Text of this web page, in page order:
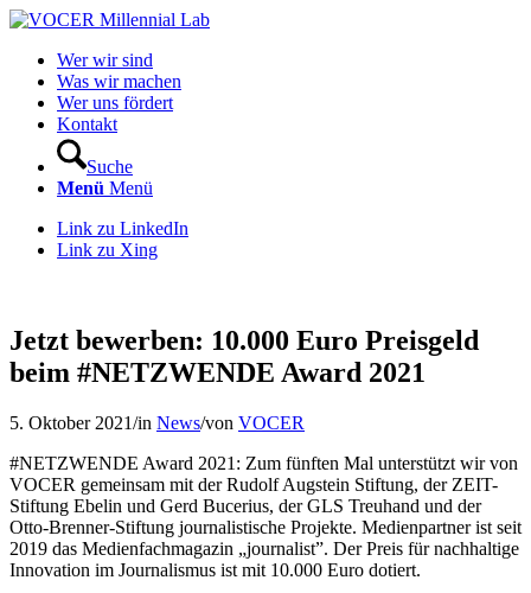
Wer wir sind
Was wir machen
Wer uns fördert
Kontakt
Suche
Menü Menü
Link zu LinkedIn
Link zu Xing
Jetzt bewerben: 10.000 Euro Preisgeld
beim #NETZWENDE Award 2021
5. Oktober 2021/in News/von VOCER
#NETZWENDE Award 2021: Zum fünften Mal unterstützt wir von
VOCER gemeinsam mit der Rudolf Augstein Stiftung, der ZEIT-
Stiftung Ebelin und Gerd Bucerius, der GLS Treuhand und der
Otto-Brenner-Stiftung journalistische Projekte. Medienpartner ist seit
2019 das Medienfachmagazin „journalist”. Der Preis für nachhaltige
Innovation im Journalismus ist mit 10.000 Euro dotiert.